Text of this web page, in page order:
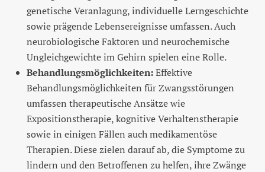
genetische Veranlagung, individuelle Lerngeschichte
sowie prägende Lebensereignisse umfassen. Auch
neurobiologische Faktoren und neurochemische
Ungleichgewichte im Gehirn spielen eine Rolle.
Behandlungsmöglichkeiten:Effektive
Behandlungsmöglichkeiten für Zwangsstörungen
umfassen therapeutische Ansätze wie
Expositionstherapie, kognitive Verhaltenstherapie
sowie in einigen Fällen auch medikamentöse
Therapien. Diese zielen darauf ab, die Symptome zu
lindern und den Betroffenen zu helfen, ihre Zwänge